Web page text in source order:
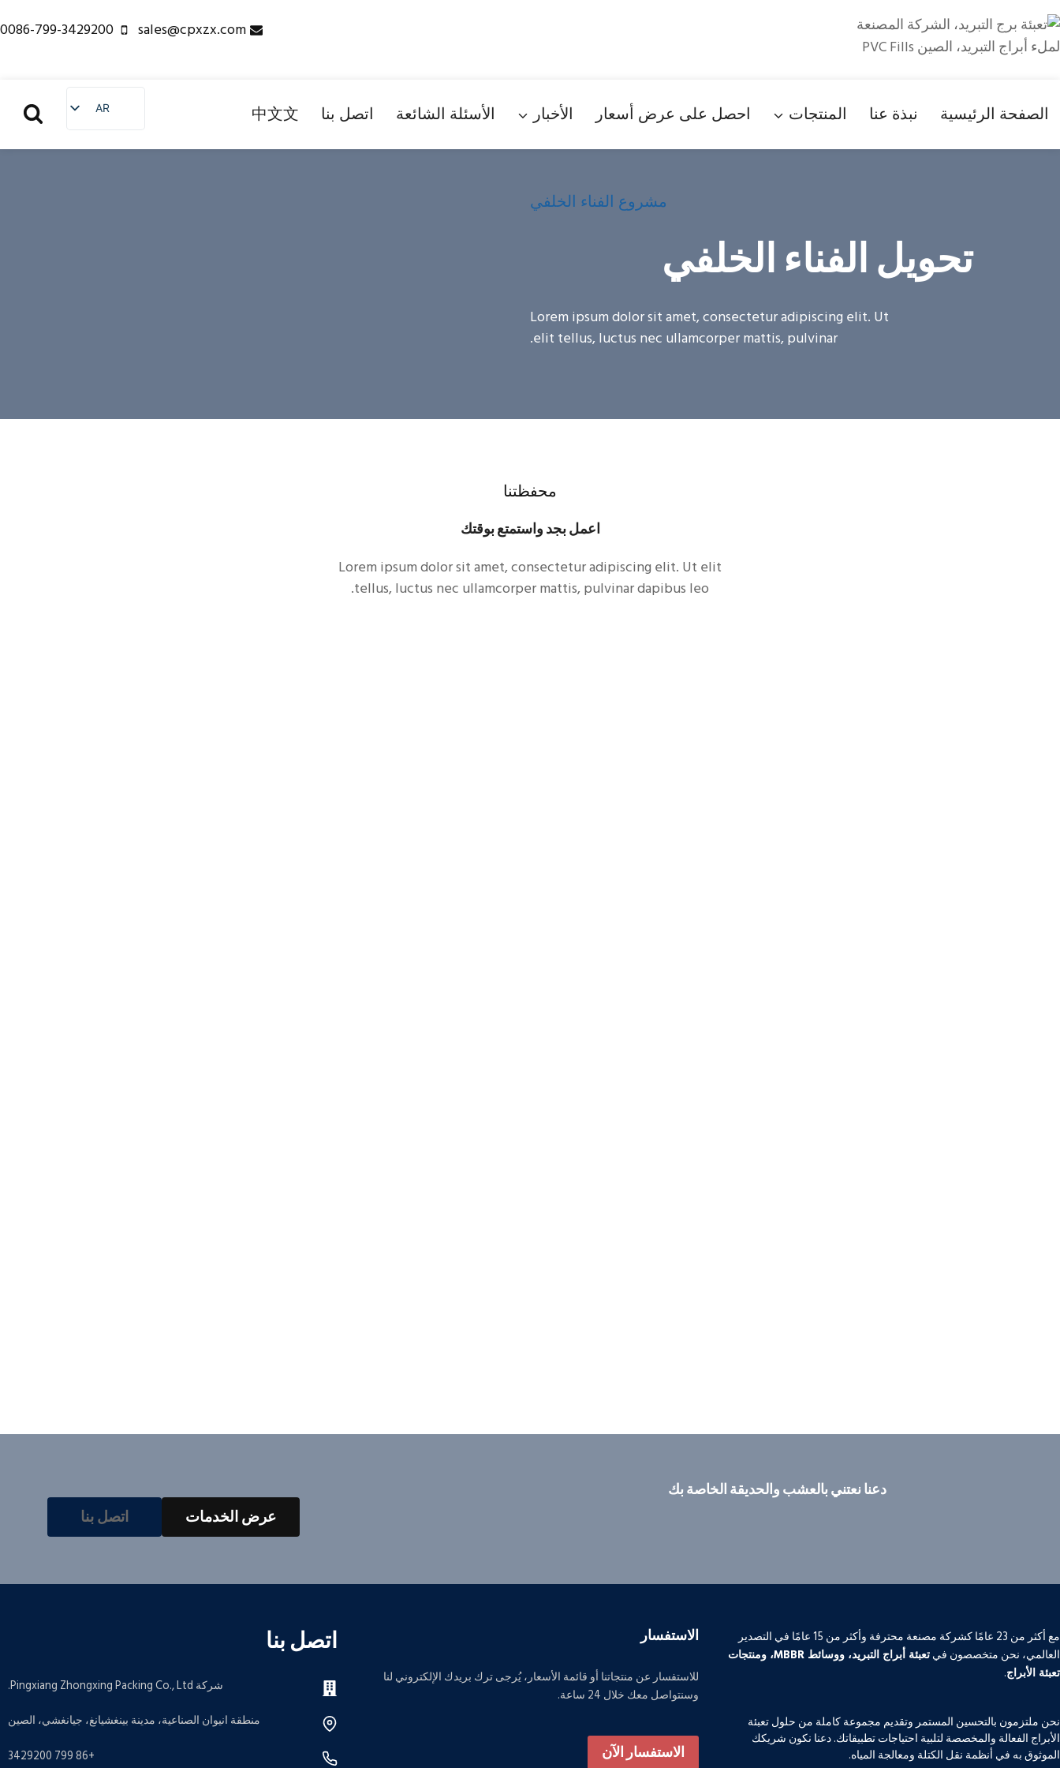
التجاوز
إلى
المحتوى
sales@cpxzx.com
0086-799-3429200
الصفحة الرئيسية نبذة عنا المنتجات احصل على عرض أسعار الأخبار الأسئلة الشائعة اتصل بنا 中文文
AR
EN
TR
مشروع الفناء الخلفي
تحويل الفناء الخلفي
Lorem ipsum dolor sit amet, consectetur adipiscing elit. Ut
elit tellus, luctus nec ullamcorper mattis, pulvinar.
محفظتنا
اعمل بجد واستمتع بوقتك
Lorem ipsum dolor sit amet, consectetur adipiscing elit. Ut elit
tellus, luctus nec ullamcorper mattis, pulvinar dapibus leo.
دعنا نعتني بالعشب والحديقة الخاصة بك
عرض الخدمات اتصل بنا
مع أكثر من 23 عامًا كشركة مصنعة محترفة وأكثر من 15 عامًا في التصدير
العالمي، نحن متخصصون في
تعبئة أبراج التبريد، ووسائط MBBR، ومنتجات
تعبئة الأبراج.
نحن ملتزمون بالتحسين المستمر وتقديم مجموعة كاملة من حلول تعبئة
الأبراج الفعالة والمخصصة لتلبية احتياجات تطبيقاتك. دعنا نكون شريكك
الموثوق به في أنظمة نقل الكتلة ومعالجة المياه.
الاستفسار
للاستفسار عن منتجاتنا أو قائمة الأسعار، يُرجى ترك بريدك الإلكتروني لنا
وسنتواصل معك خلال 24 ساعة.
الاستفسار الآن
اتصل بنا
شركة Pingxiang Zhongxing Packing Co., Ltd.
منطقة انيوان الصناعية، مدينة بينغشيانغ، جيانغشي، الصين
+86 799 3429200